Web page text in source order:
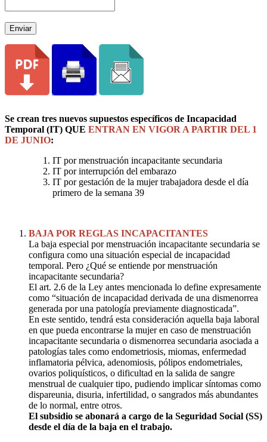
Enviar
Se crean tres nuevos supuestos específicos de Incapacidad
Temporal (IT) QUE ENTRAN EN VIGOR A PARTIR DEL 1
DE JUNIO:
IT por menstruación incapacitante secundaria
IT por interrupción del embarazo
IT por gestación de la mujer trabajadora desde el día
primero de la semana 39
BAJA POR REGLAS INCAPACITANTES
La baja especial por menstruación incapacitante secundaria se
configura como una situación especial de incapacidad
temporal. Pero ¿Qué se entiende por menstruación
incapacitante secundaria?
El art. 2.6 de la Ley antes mencionada lo define expresamente
como “situación de incapacidad derivada de una dismenorrea
generada por una patología previamente diagnosticada”.
En este sentido, tendrá esta consideración aquella baja laboral
en que pueda encontrarse la mujer en caso de menstruación
incapacitante secundaria o dismenorrea secundaria asociada a
patologías tales como endometriosis, miomas, enfermedad
inflamatoria pélvica, adenomiosis, pólipos endometriales,
ovarios poliquísticos, o dificultad en la salida de sangre
menstrual de cualquier tipo, pudiendo implicar síntomas como
dispareunia, disuria, infertilidad, o sangrados más abundantes
de lo normal, entre otros.
El subsidio se abonará a cargo de la Seguridad Social (SS)
desde el día de la baja en el trabajo.